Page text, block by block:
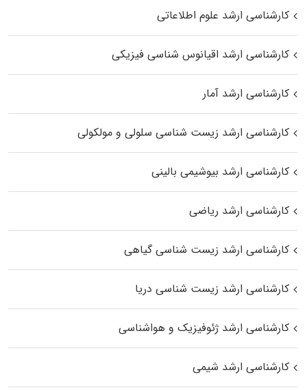
کارشناسی ارشد علوم اطلاعاتی
کارشناسی ارشد اقیانوس‌ شناسی فیزیکی
کارشناسی ارشد آمار
کارشناسی ارشد زیست شناسی سلولی و مولکولی
کارشناسی ارشد بیوشیمی بالینی
کارشناسی ارشد ریاضی
کارشناسی ارشد زیست‌ شناسی گیاهی
کارشناسی ارشد زیست‌ شناسی دریا
کارشناسی ارشد ژئوفیزیک و هواشناسی
کارشناسی ارشد شیمی